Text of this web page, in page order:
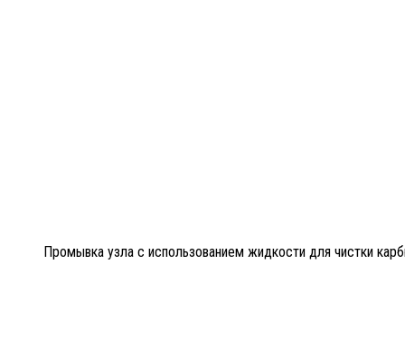
Промывка узла с использованием жидкости для чистки